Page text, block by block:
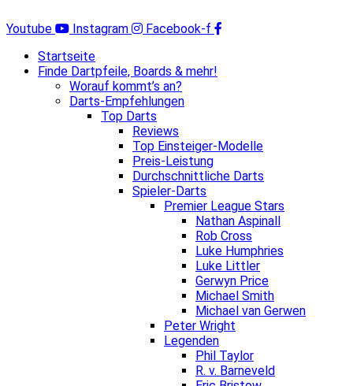
Inhalt
Youtube Instagram
Facebook-f
Startseite
Finde Dartpfeile, Boards & mehr!
Worauf kommt’s an?
Darts-Empfehlungen
Top Darts
Reviews
Top Einsteiger-Modelle
Preis-Leistung
Durchschnittliche Darts
Spieler-Darts
Premier League Stars
Nathan Aspinall
Rob Cross
Luke Humphries
Luke Littler
Gerwyn Price
Michael Smith
Michael van Gerwen
Peter Wright
Legenden
Phil Taylor
R. v. Barneveld